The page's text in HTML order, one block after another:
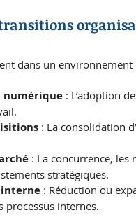
dans un
numérique : L’adoption
: La consolidation
: La concurrence, les
stratégiques.
interne : Réduction ou
processus internes.